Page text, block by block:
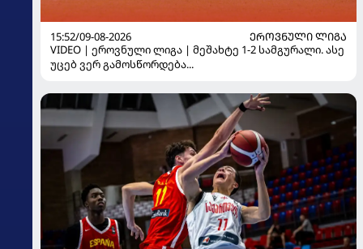
15:52/09-08-2026
ᲔᲠᲝᲕᲜᲣᲚᲘ ᲚᲘᲒᲐ
VIDEO | ეროვნული ლიგა | მეშახტე 1-2 სამგურალი. ასე
უცებ ვერ გამოსწორდება...